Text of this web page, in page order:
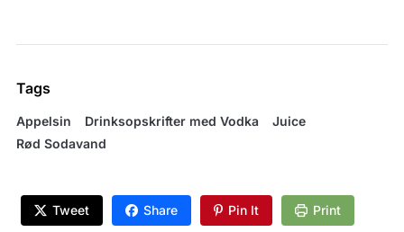
Tags
Appelsin Drinksopskrifter med Vodka
Juice
Rød Sodavand
Tweet Share Pin It Print